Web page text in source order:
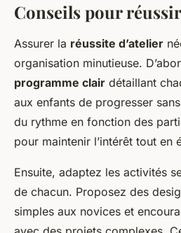
Conseils pour
Assurer la réussite d’atelier
organisation minutieuse.
programme clair détaillant
aux enfants de progresser
du rythme en fonction des
pour maintenir l’intérêt tout en
Ensuite, adaptez les activités
de chacun. Proposez des
simples aux novices et